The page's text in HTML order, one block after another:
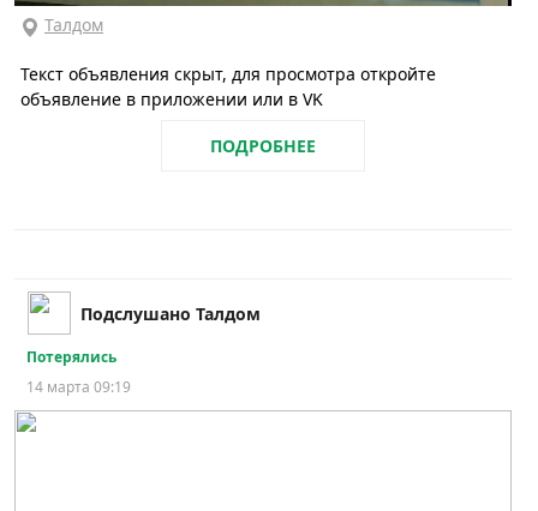
Талдом
Текст объявления скрыт, для просмотра откройте
объявление в приложении или в VK
ПОДРОБНЕЕ
Подслушано Талдом
Потерялись
14 марта 09:19